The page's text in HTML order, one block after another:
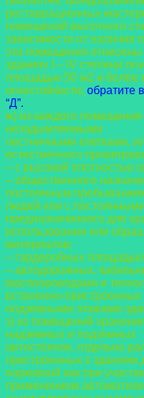
реставрационных
помещений высотного
зависимости от наличия
эти помещения
зданиях I – IV степени
площадью 50 м2 и более
огнестойкости; обратите
“Д”.
ж) из каждого
незадымляемыми
лестничными клетками,
естественного
– с высокой плотностью
– общественного
постоянным
людей или с
предназначенного для
использования или
материалов;
– гардеробных
– автодорожных,
маслопроводами и
встроенно-
подземными этажами
з) из помещений
надземных и подземных
автостоянок, отдельно
пристроенных к зданиям
парковкой как при
применением